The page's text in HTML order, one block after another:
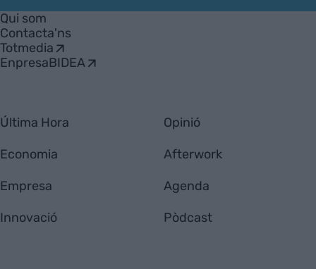
Empresa
Qui som
Contacta'ns
Totmedia
EnpresaBIDEA
Última Hora
Economia
Empresa
Innovació
Opinió
Afterwork
Agenda
Pòdcast